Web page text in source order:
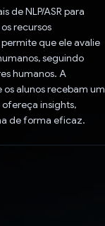
de NLP/ASR para
recursos
que ele avalie
seguindo
humanos. A
alunos recebam um
insights,
de forma eficaz.